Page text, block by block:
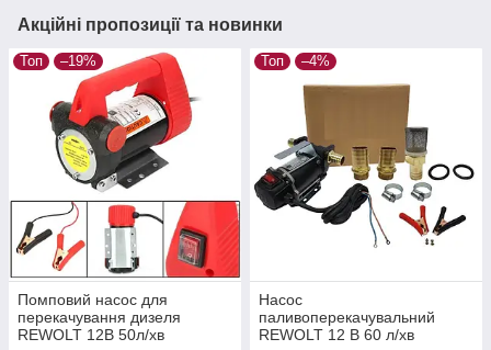
Акційні пропозиції та новинки
Топ –19%
Помповий насос для
перекачування дизеля
REWOLT 12В 50л/хв
Топ –4%
Насос
паливоперекачувальний
REWOLT 12 В 60 л/хв